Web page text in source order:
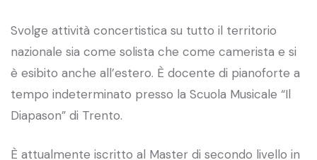
Svolge attività concertistica su tutto il territorio
nazionale sia come solista che come camerista e si
è esibito anche all’estero. È docente di pianoforte a
tempo indeterminato presso la Scuola Musicale “Il
Diapason” di Trento.
È attualmente iscritto al Master di secondo livello in